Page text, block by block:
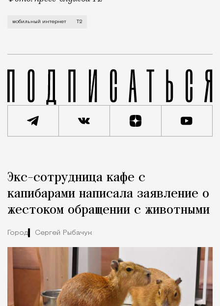
Мобильный оператор Т2 завершил работы по
мобильный интернет Т2
Город
Экс-сотрудница кафе с
капибарами написала заявление о
жестоком обращении с животными
Город Сергей Рыбачук